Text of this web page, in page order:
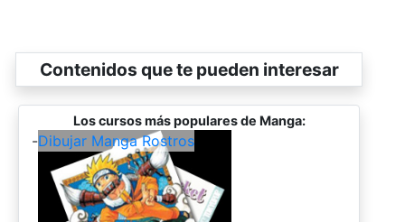
Contenidos que te pueden interesar
Los cursos más populares de Manga:
-Dibujar Manga Rostros